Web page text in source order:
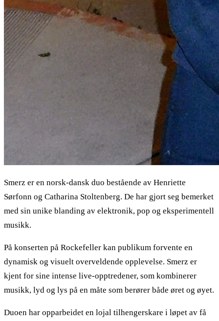
Smerz er en norsk-dansk duo bestående av Henriette
Sørfonn og Catharina Stoltenberg. De har gjort seg bemerket
med sin unike blanding av elektronik, pop og eksperimentell
musikk.
På konserten på Rockefeller kan publikum forvente en
dynamisk og visuelt overveldende opplevelse. Smerz er
kjent for sine intense live-opptredener, som kombinerer
musikk, lyd og lys på en måte som berører både øret og øyet.
Duoen har opparbeidet en lojal tilhengerskare i løpet av få